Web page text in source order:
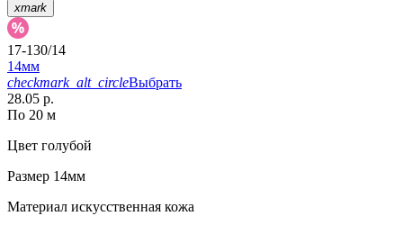
xmark
17-130/14
14мм
checkmark_alt_circleВыбрать
28.05 р.
По 20 м
Цвет голубой
Размер 14мм
Материал искусственная кожа